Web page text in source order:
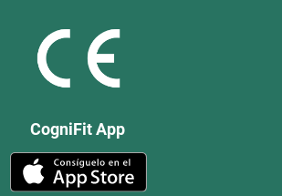
CogniFit App